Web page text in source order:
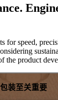
for speed,
the product
包装至关重要